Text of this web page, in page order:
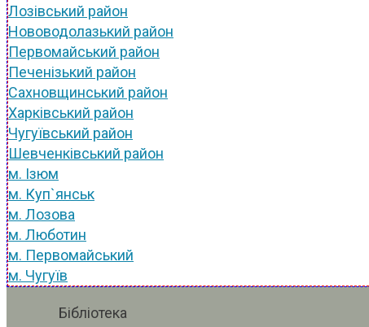
Лозівський район
Нововодолазький район
Первомайський район
Печенізький район
Сахновщинський район
Харківський район
Чугуївський район
Шевченківський район
м. Ізюм
м. Куп`янськ
м. Лозова
м. Люботин
м. Первомайський
м. Чугуїв
Бібліотека